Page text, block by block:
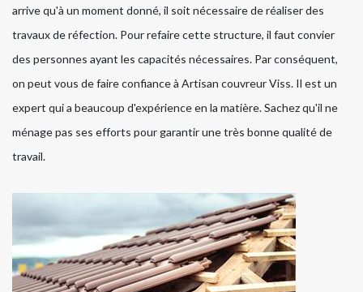
arrive qu'à un moment donné, il soit nécessaire de réaliser des
travaux de réfection. Pour refaire cette structure, il faut convier
des personnes ayant les capacités nécessaires. Par conséquent,
on peut vous de faire confiance à Artisan couvreur Viss. Il est un
expert qui a beaucoup d'expérience en la matière. Sachez qu'il ne
ménage pas ses efforts pour garantir une très bonne qualité de
travail.